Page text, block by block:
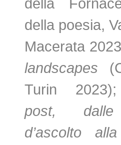
della poesia,
Macerata
landscapes
Turin 2023);
post, dalle
d’ascolto